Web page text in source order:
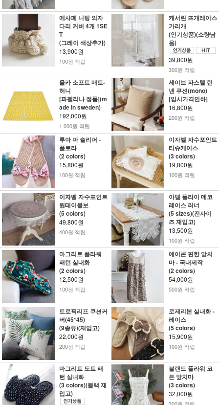
에사페 니팅 의자
다리 커버 4개 1SE
T
(그레이 색상추가)
13,900원
100원 적립
캐서린 뜨개레이스
가리개
(인기상품)(소량남
음)
39,800원
300원 적립
율카 소프트 매트-
허니
[파펠리나 정품](m
ade in sweden)
192,000원
1,000원 적립
세이브 파스텔 린
넨 쿠션(mono)
[임시가격인하]
16,800원
200원 적립
루아 마 슬리퍼 -
플로라
(2 colors)
15,800원
100원 적립
이자벨 자수포인트
티슈케이스
(3 colors)
19,800원
100원 적립
이자벨 자수포인트
원테이블보
(5 colors)
49,800원
400원 적립
아델 플라이 데코
레이스 러너
(5 sizes)(전사이
즈 재입고)
13,500원
100원 적립
마그리트 플라워
패턴 실내화
(2 colors)
12,500원
100원 적립
에이콘 편한 앞치
마 - 국내제작
(2 colors)
54,000원
500원 적립
트로픽리프 쿠션커
버(45*45)
(9종류)(재입고)
22,000원
200원 적립
로제리본 실내화 -
레이스
(5 colors)
15,900원
100원 적립
마그리트 도트 패
턴 실내화
(3 colors)(블랙 재
입고)
블랜드 플라워 코
튼 앞치마
(3 colors)
32,000원